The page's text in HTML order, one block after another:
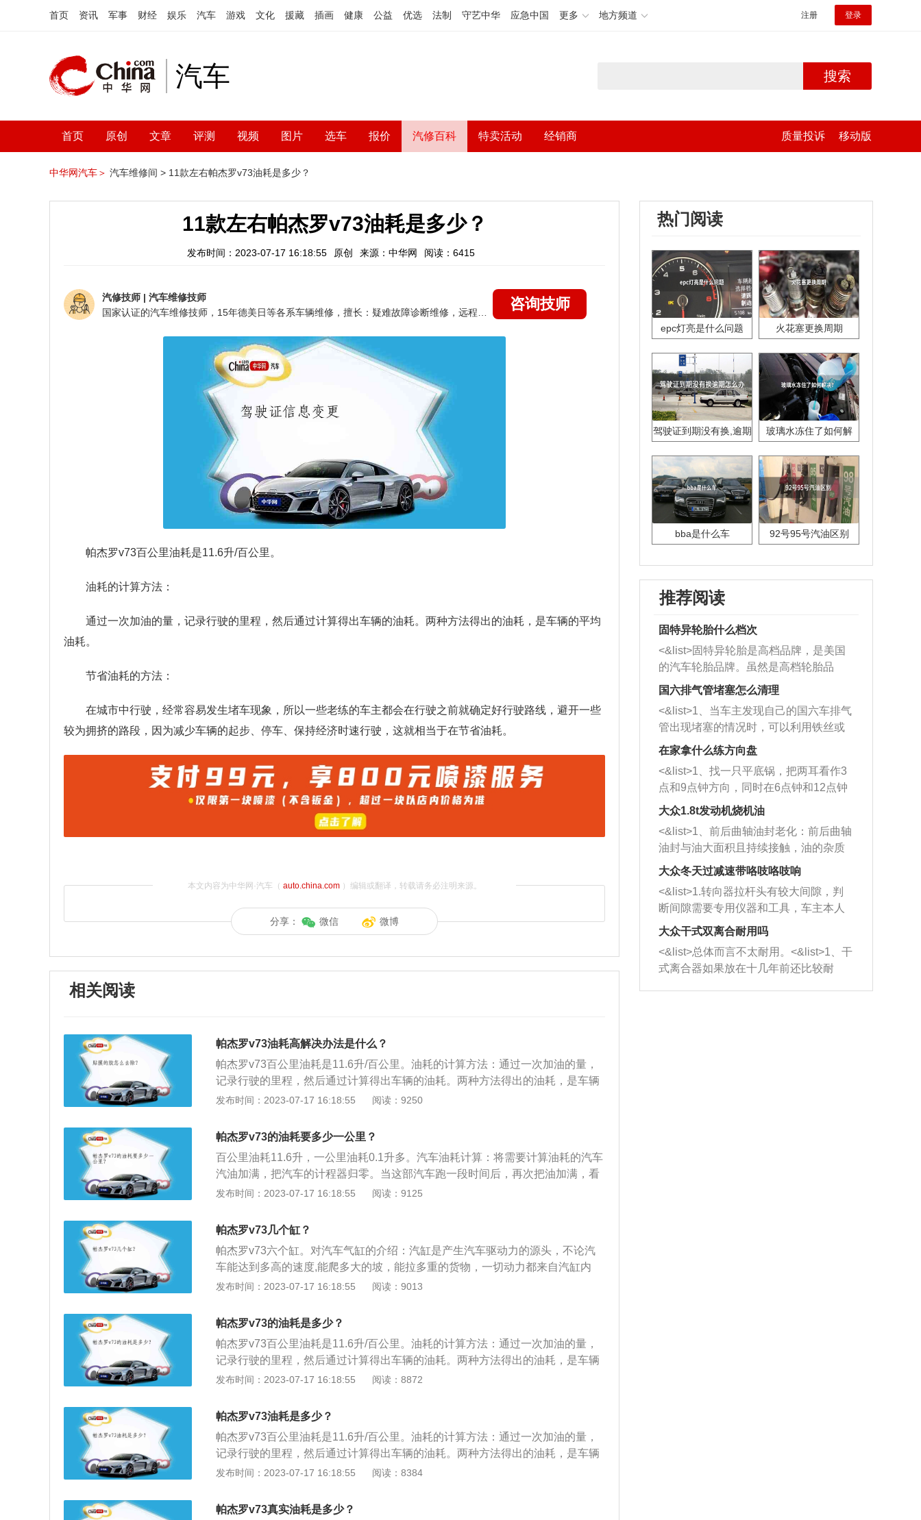
首页 资讯 军事 财经 娱乐 汽车 游戏 文化 援藏 插画 健康 公益 优选 法制 守艺中华 应急中国 更多 地方频道 注册 登录
汽车 搜索
首页 原创 文章 评测 视频 图片 选车 报价 汽修百科 特卖活动 经销商 质量投诉 移动版
中华网汽车＞ 汽车维修间 > 11款左右帕杰罗v73油耗是多少？
11款左右帕杰罗v73油耗是多少？
发布时间：2023-07-17 16:18:55 原创 来源：中华网 阅读：6415
汽修技师 | 汽车维修技师
咨询技师
帕杰罗v73百公里油耗是11.6升/百公里。
油耗的计算方法：
通过一次加油的量，记录行驶的里程，然后通过计算得出车辆的油耗。两种方法得出的油耗，是车辆的平均
油耗。
节省油耗的方法：
在城市中行驶，经常容易发生堵车现象，所以一些老练的车主都会在行驶之前就确定好行驶路线，避开一些
较为拥挤的路段，因为减少车辆的起步、停车、保持经济时速行驶，这就相当于在节省油耗。
本文内容为中华网·汽车（ auto.china.com）编辑或翻译，转载请务必注明来源。
分享： 微信 微博
相关阅读
帕杰罗v73油耗高解决办法是什么？
帕杰罗v73百公里油耗是11.6升/百公里。油耗的计算方法：通过一次加油的量，
记录行驶的里程，然后通过计算得出车辆的油耗。两种方法得出的油耗，是车辆
的平均油耗。节省油耗的方法：在城市中行驶，经常容易发生堵车现象，所以一
为减少车辆的起步、停车、保持经济时速行驶，这就相当于在节省油耗。
发布时间：2023-07-17 16:18:55 阅读：9250
帕杰罗v73的油耗要多少一公里？
百公里油耗11.6升，一公里油耗0.1升多。汽车油耗计算：将需要计算油耗的汽车
汽油加满，把汽车的计程器归零。当这部汽车跑一段时间后，再次把油加满，看
加了几升油，此时，把加油的量除以跑的里程数，就是每公里耗油量。汽车油耗
（Constant-SpeedFuelEconomy）是指汽车在良好路面上作等速行驶时的燃油经
济性指标。由于等速行驶是汽车在公路上运行的一种基本工况，加上容易测定，
所以得到广泛采用。不过，由于汽车在实际行驶中经常出现加速、减速、制动和
发动机怠速等多种工作情况，因此等速油耗往往偏低，与实际油耗有较大差别。
发布时间：2023-07-17 16:18:55 阅读：9125
帕杰罗v73几个缸？
帕杰罗v73六个缸。对汽车气缸的介绍：汽缸是产生汽车驱动力的源头，不论汽
车能达到多高的速度,能爬多大的坡，能拉多重的货物，一切动力都来自汽缸内
部，都是由于燃料在汽缸内部燃烧后推动活塞直线运动，然后再通过连杆、曲
的保养：要使用清洁干燥的压缩空气.空气中不得含有机溶剂的合成油、盐分、腐
蚀性气体等，以防缸、阀动作不良。给油润滑气缸,应配置流量合适的油雾器;不给
油润滑气缸，因缸内预加了润滑脂，可以长期使用。缸筒和活塞杆的滑动部位不
得受损伤，以防止气缸动作不良，损坏活塞杆密封圈等造成漏气。缓冲阀处应流
出适当的维护调整空间，磁性开关等应留出适当的安装调整空间。气缸若长期放
发布时间：2023-07-17 16:18:55 阅读：9013
帕杰罗v73的油耗是多少？
帕杰罗v73百公里油耗是11.6升/百公里。油耗的计算方法：通过一次加油的量，
记录行驶的里程，然后通过计算得出车辆的油耗。两种方法得出的油耗，是车辆
的平均油耗。节省油耗的方法：在城市中行驶，经常容易发生堵车现象，所以一
为减少车辆的起步、停车、保持经济时速行驶，这就相当于在节省油耗。
发布时间：2023-07-17 16:18:55 阅读：8872
帕杰罗v73油耗是多少？
帕杰罗v73百公里油耗是11.6升/百公里。油耗的计算方法：通过一次加油的量，
记录行驶的里程，然后通过计算得出车辆的油耗。两种方法得出的油耗，是车辆
的平均油耗。节省油耗的方法：在城市中行驶，经常容易发生堵车现象，所以一
为减少车辆的起步、停车、保持经济时速行驶，这就相当于在节省油耗。
发布时间：2023-07-17 16:18:55 阅读：8384
帕杰罗v73真实油耗是多少？
热门阅读
epc灯亮是什么问题 火花塞更换周期
驾驶证到期没有换,逾期
玻璃水冻住了如何解
bba是什么车 92号95号汽油区别
推荐阅读
固特异轮胎什么档次
<&list>固特异轮胎是高档品牌，是美国
的汽车轮胎品牌。虽然是高档轮胎品
牌，但是中高低端的轮胎都有生产，这
也是为了更好的开拓市场。
国六排气管堵塞怎么清理
<&list>1、当车主发现自己的国六车排气
管出现堵塞的情况时，可以利用铁丝或
者是细棍，直接将杂物给取出来，如果
堵塞情况比较严重，也可以采取应急措
施。 <&list>2、直接利用木棍将所有的
杂物推到排气管里面的位置处，然后将
三元催化器拆解开，就可以将堵塞的东
西取出来。但如果是因为积碳过多引起
的堵塞，就需要将三元催化器泡在草酸
洗剂对堵塞的情况得到解决，将清洗剂
放在燃油箱中，与燃油混合后，车辆启
动时，就可以和汽油一起进入到燃烧
室，最后形成废气排出，就可以让三元
催化器得到清洗，排气管堵塞的情况就
能够得到解决。
在家拿什么练方向盘
<&list>1、找一只平底锅，把两耳看作3
点和9点钟方向，同时在6点钟和12点钟
方向做一个标记。 <&list>2、双手握住
一圈半的练习，往右同样也要打相同的
圈数。 <&list>3、最后强调要反复练
习，这样就可以形成肌肉记忆，在真实
驾驶车辆时，不需要记忆也能打好方
向。
大众1.8t发动机烧机油
<&list>1、前后曲轴油封老化：前后曲轴
油封与油大面积且持续接触，油的杂质
和发动机内持续温度变化使其密封效果
逐渐减弱，导致渗油或漏油。<&list>2、
活塞间隙过大：积碳会使活塞环与缸体
的间隙扩大，导致机油流入燃烧室中，
造成烧机油。<&list>3、机油粘度。使用
机油粘度过小的话，同样会有烧机油现
象，机油粘度过小具有很好的流动性，
大众冬天过减速带咯吱咯吱响
<&list>1.转向器拉杆头有较大间隙，判
断间隙需要专用仪器和工具，车主本人
无法制作，需要将车辆送到修理厂或4s
店；<&list>2.车辆半轴套管防尘罩破
裂，破裂后会出现漏油现象，使半轴磨
损严重，磨损的半轴容易损坏，产生异
响；<&list>3.稳定器的转向胶套和球头
大众干式双离合耐用吗
<&list>总体而言不太耐用。<&list>1、干
式离合器如果放在十几年前还比较耐